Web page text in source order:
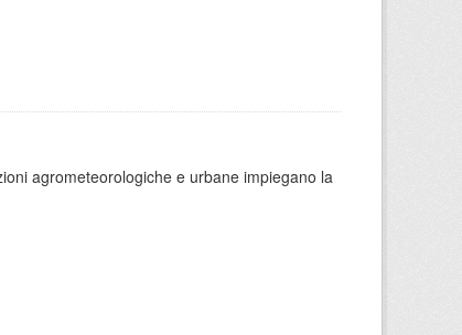
agrometeorologiche e urbane impiegano la